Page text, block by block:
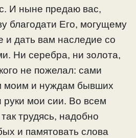
И ныне предаю вас,
благодати Его, могущему
и дать вам наследие со
Ни серебра, ни золота,
не пожелал: сами
моим и нуждам бывших
мои сии. Во всем
трудясь, надобно
и памятовать слова